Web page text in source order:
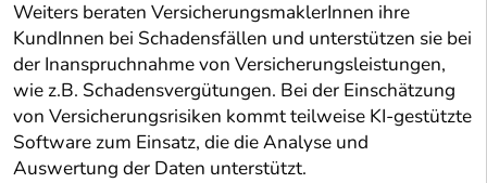
Weiters beraten VersicherungsmaklerInnen ihre
KundInnen bei Schadensfällen und unterstützen sie bei
der Inanspruchnahme von Versicherungsleistungen,
wie z.B. Schadensvergütungen. Bei der Einschätzung
von Versicherungsrisiken kommt teilweise KI-gestützte
Software zum Einsatz, die die Analyse und
Auswertung der Daten unterstützt.